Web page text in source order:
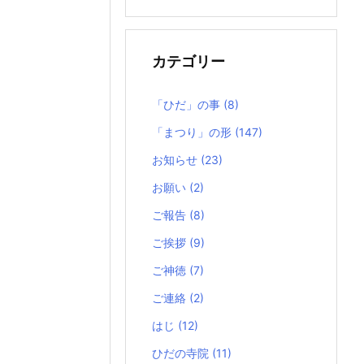
記
カテゴリー
「ひだ」の事 (8)
「まつり」の形 (147)
お知らせ (23)
お願い (2)
ご報告 (8)
ご挨拶 (9)
ご神徳 (7)
ご連絡 (2)
はじ (12)
ひだの寺院 (11)